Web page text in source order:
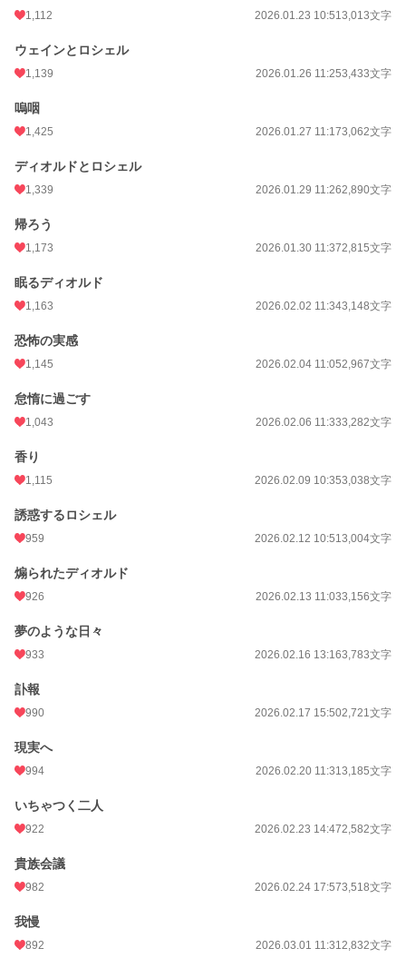
1,112 2026.01.23 10:513,013文字
ウェインとロシェル
1,139 2026.01.26 11:253,433文字
嗚咽
1,425 2026.01.27 11:173,062文字
ディオルドとロシェル
1,339 2026.01.29 11:262,890文字
帰ろう
1,173 2026.01.30 11:372,815文字
眠るディオルド
1,163 2026.02.02 11:343,148文字
恐怖の実感
1,145 2026.02.04 11:052,967文字
怠惰に過ごす
1,043 2026.02.06 11:333,282文字
香り
1,115 2026.02.09 10:353,038文字
誘惑するロシェル
959 2026.02.12 10:513,004文字
煽られたディオルド
926 2026.02.13 11:033,156文字
夢のような日々
933 2026.02.16 13:163,783文字
訃報
990 2026.02.17 15:502,721文字
現実へ
994 2026.02.20 11:313,185文字
いちゃつく二人
922 2026.02.23 14:472,582文字
貴族会議
982 2026.02.24 17:573,518文字
我慢
892 2026.03.01 11:312,832文字